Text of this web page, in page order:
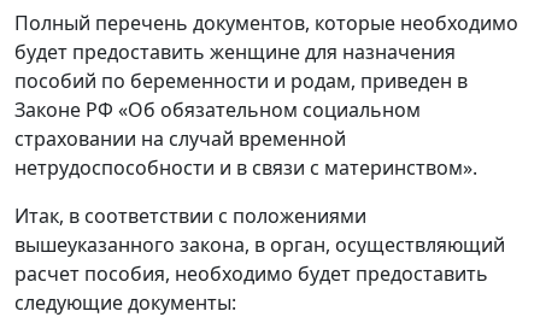
Полный перечень документов, которые необходимо
будет предоставить женщине для назначения
пособий по беременности и родам, приведен в
Законе РФ «Об обязательном социальном
страховании на случай временной
нетрудоспособности и в связи с материнством».
Итак, в соответствии с положениями
вышеуказанного закона, в орган, осуществляющий
расчет пособия, необходимо будет предоставить
следующие документы: